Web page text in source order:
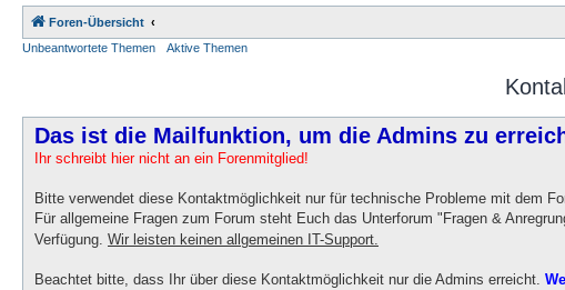
Foren-Übersicht
Unbeantwortete Themen
Aktive Themen
Das ist die Mailfunktion, um die Admins zu
Ihr schreibt hier nicht an ein Forenmitglied!
Bitte verwendet diese Kontaktmöglichkeit nur für technische Probleme mit dem
Für allgemeine Fragen zum Forum steht Euch das Unterforum "Fragen &
Verfügung. Wir leisten keinen allgemeinen IT-Support.
Beachtet bitte, dass Ihr über diese Kontaktmöglichkeit nur die Admins erreicht.